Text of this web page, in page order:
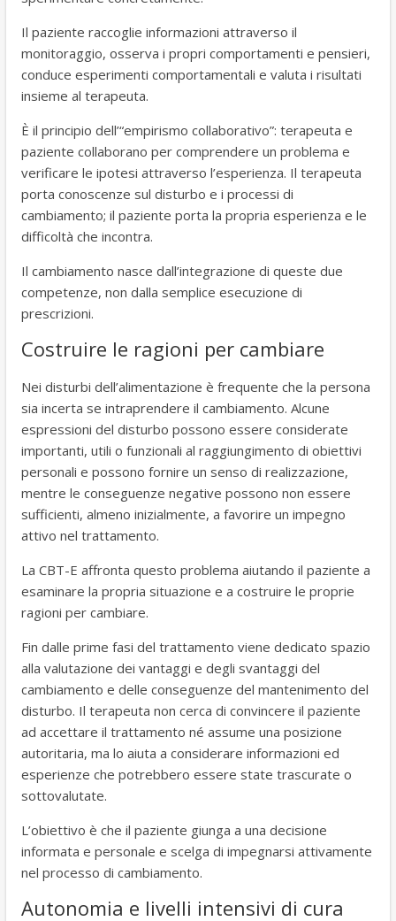
Il paziente raccoglie informazioni attraverso il
monitoraggio, osserva i propri comportamenti e pensieri,
conduce esperimenti comportamentali e valuta i risultati
insieme al terapeuta.
È il principio dell’“empirismo collaborativo”: terapeuta e
paziente collaborano per comprendere un problema e
verificare le ipotesi attraverso l’esperienza. Il terapeuta
porta conoscenze sul disturbo e i processi di
cambiamento; il paziente porta la propria esperienza e le
difficoltà che incontra.
Il cambiamento nasce dall’integrazione di queste due
competenze, non dalla semplice esecuzione di
prescrizioni.
Costruire le ragioni per cambiare
Nei disturbi dell’alimentazione è frequente che la persona
sia incerta se intraprendere il cambiamento. Alcune
espressioni del disturbo possono essere considerate
importanti, utili o funzionali al raggiungimento di obiettivi
personali e possono fornire un senso di realizzazione,
mentre le conseguenze negative possono non essere
sufficienti, almeno inizialmente, a favorire un impegno
attivo nel trattamento.
La CBT-E affronta questo problema aiutando il paziente a
esaminare la propria situazione e a costruire le proprie
ragioni per cambiare.
Fin dalle prime fasi del trattamento viene dedicato spazio
alla valutazione dei vantaggi e degli svantaggi del
cambiamento e delle conseguenze del mantenimento del
disturbo. Il terapeuta non cerca di convincere il paziente
ad accettare il trattamento né assume una posizione
autoritaria, ma lo aiuta a considerare informazioni ed
esperienze che potrebbero essere state trascurate o
sottovalutate.
L’obiettivo è che il paziente giunga a una decisione
informata e personale e scelga di impegnarsi attivamente
nel processo di cambiamento.
Autonomia e livelli intensivi di cura